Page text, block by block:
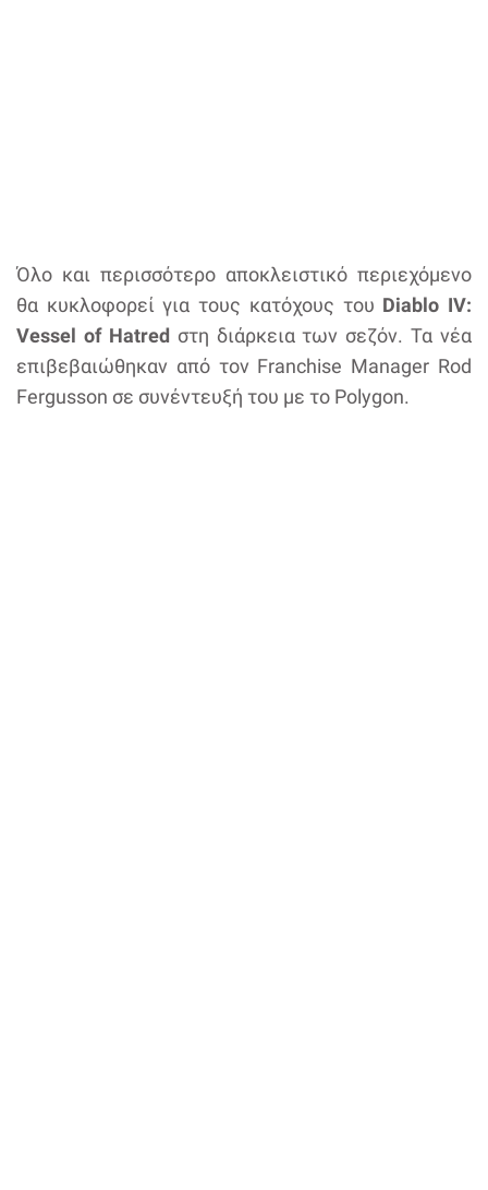
Όλο και περισσότερο αποκλειστικό περιεχόμενο
θα κυκλοφορεί για τους κατόχους του Diablo IV:
Vessel of Hatredστη διάρκεια των σεζόν. Τα νέα
επιβεβαιώθηκαν από τον Franchise Manager Rod
Fergusson σε συνέντευξή του με το Polygon.